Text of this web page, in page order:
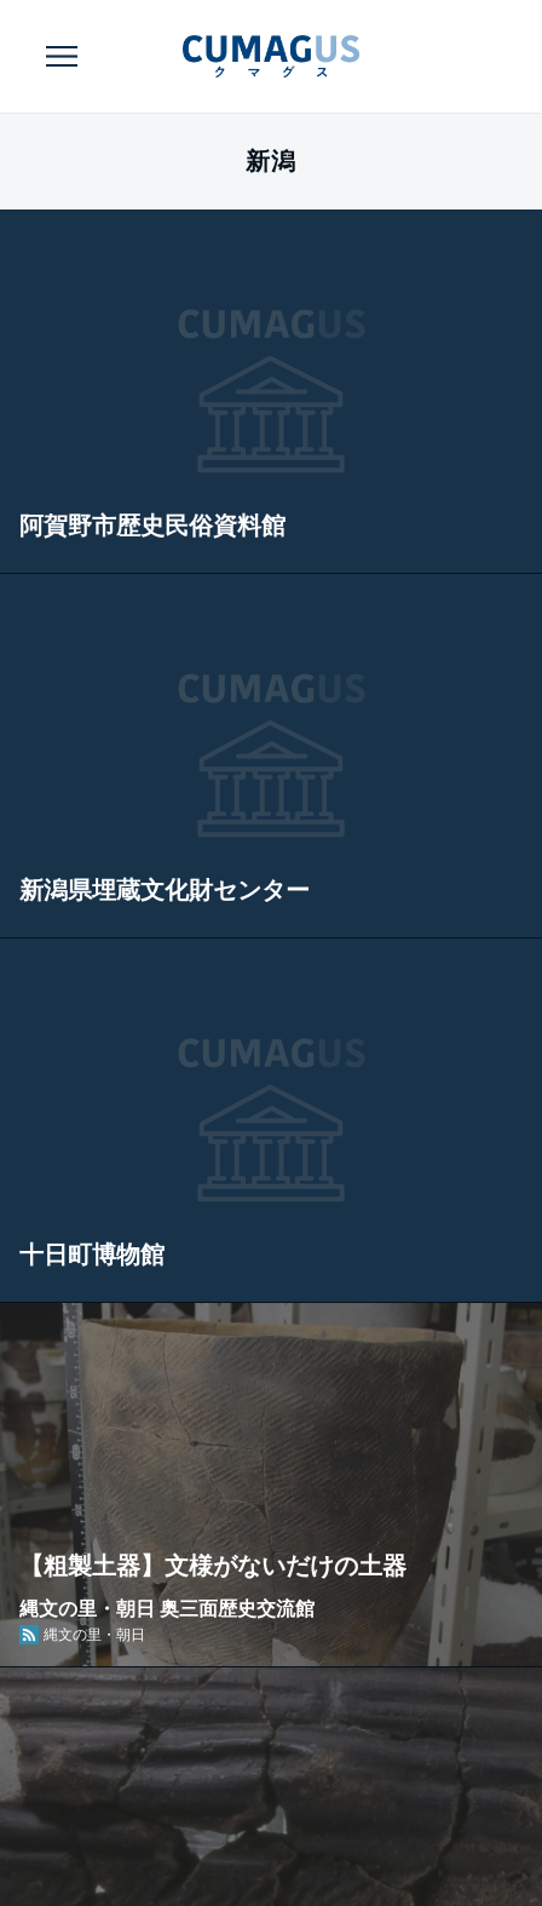
新潟
阿賀野市歴史民俗資料館
新潟県埋蔵文化財センター
十日町博物館
【粗製土器】文様がないだけの土器
縄文の里・朝日 奥三面歴史交流館
縄文の里・朝日